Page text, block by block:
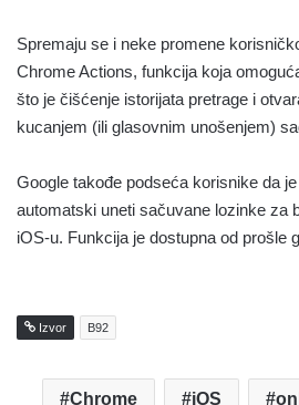
Spremaju se i neke promene
Chrome Actions, funkcija koja
što je čišćenje istorijata pretrage i
kucanjem (ili glasovnim unošenjem)
Google takođe podseća korisnike da
automatski uneti sačuvane lozinke za
iOS-u. Funkcija je dostupna od prošle
Izvor B92
Chrome iOS